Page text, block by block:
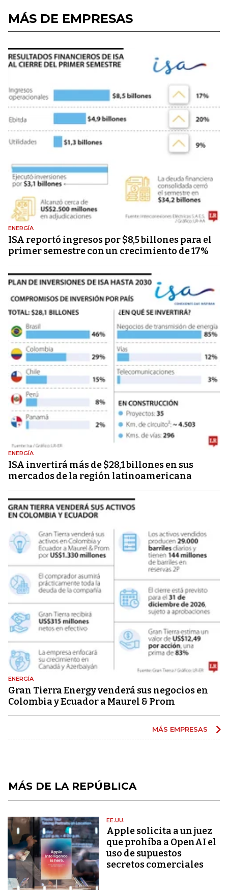
MÁS DE EMPRESAS
ENERGÍA
ISA reportó ingresos por $8,5 billones para el
primer semestre con un crecimiento de 17%
ENERGÍA
ISA invertirá más de $28,1 billones en sus
mercados de la región latinoamericana
ENERGÍA
Gran Tierra Energy venderá sus negocios en
Colombia y Ecuador a Maurel & Prom
MÁS EMPRESAS
MÁS DE LA REPÚBLICA
EE.UU.
Apple solicita a un juez
que prohíba a OpenAI el
uso de supuestos
secretos comerciales